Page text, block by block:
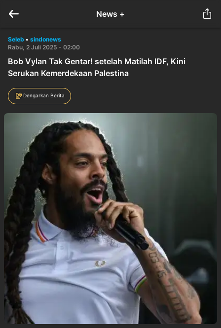
News +
Seleb • sindonews
Rabu, 2 Juli 2025 - 02:00
Bob Vylan Tak Gentar! setelah Matilah IDF, Kini
Serukan Kemerdekaan Palestina
Dengarkan Berita